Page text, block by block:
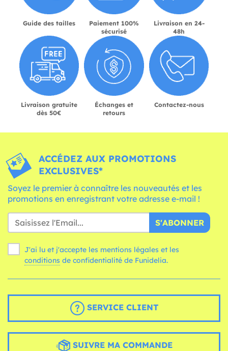
Guide des tailles
Paiement 100%
sécurisé
Livraison en 24-
48h
Livraison gratuite
dès 50€
Échanges et
retours
Contactez-nous
ACCÉDEZ AUX PROMOTIONS
EXCLUSIVES*
Soyez le premier à connaître les nouveautés et les
promotions en enregistrant votre adresse e-mail !
S'ABONNER
J'ai lu et j'accepte les mentions légales et les
conditions de confidentialité de Funidelia.
SERVICE CLIENT
SUIVRE MA COMMANDE